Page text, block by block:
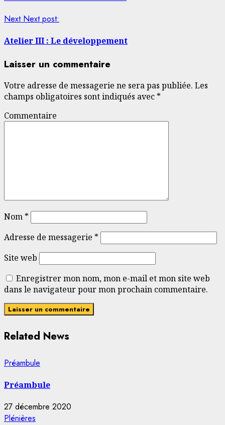
Next Next post:
Atelier III : Le développement
Laisser un commentaire
Votre adresse de messagerie ne sera pas publiée. Les
champs obligatoires sont indiqués avec *
Commentaire
Nom *
Adresse de messagerie *
Site web
Enregistrer mon nom, mon e-mail et mon site web
dans le navigateur pour mon prochain commentaire.
Related News
Préambule
Préambule
27 décembre 2020
Plénières